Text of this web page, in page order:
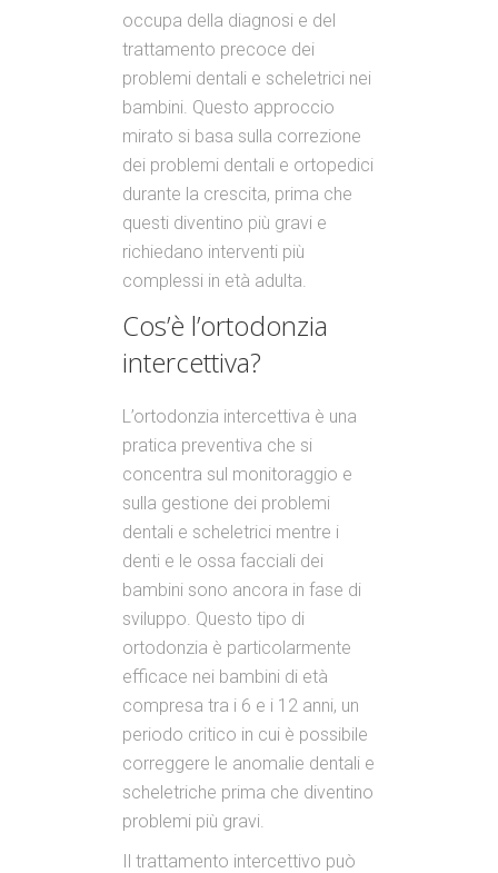
occupa della diagnosi e del
trattamento precoce dei
problemi dentali e scheletrici nei
bambini. Questo approccio
mirato si basa sulla correzione
dei problemi dentali e ortopedici
durante la crescita, prima che
questi diventino più gravi e
richiedano interventi più
complessi in età adulta.
Cos’è l’ortodonzia
intercettiva?
L’ortodonzia intercettiva è una
pratica preventiva che si
concentra sul monitoraggio e
sulla gestione dei problemi
dentali e scheletrici mentre i
denti e le ossa facciali dei
bambini sono ancora in fase di
sviluppo. Questo tipo di
ortodonzia è particolarmente
efficace nei bambini di età
compresa tra i 6 e i 12 anni, un
periodo critico in cui è possibile
correggere le anomalie dentali e
scheletriche prima che diventino
problemi più gravi.
Il trattamento intercettivo può